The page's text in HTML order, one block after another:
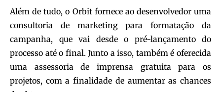
Além de tudo, o Orbit fornece ao desenvolvedor uma
consultoria de marketing para formatação da
campanha, que vai desde o pré-lançamento do
processo até o final. Junto a isso, também é oferecida
uma assessoria de imprensa gratuita para os
projetos, com a finalidade de aumentar as chances